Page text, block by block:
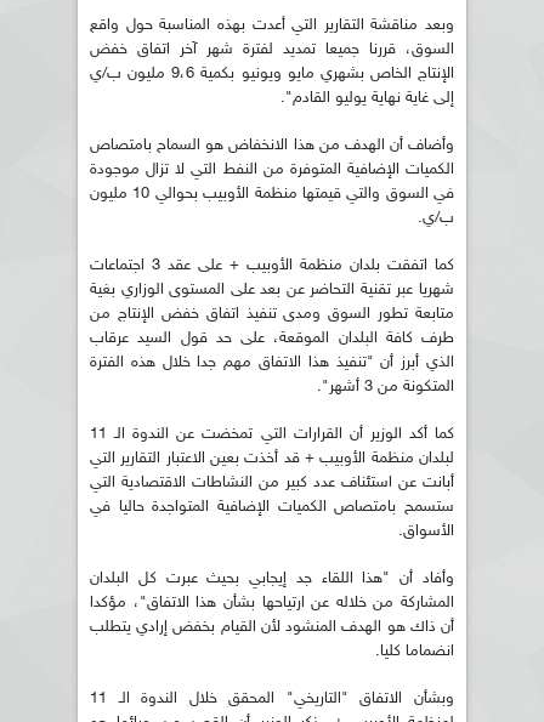
وبعد مناقشة التقارير التي أعدت بهذه المناسبة حول واقع
السوق، قررنا جميعا تمديد لفترة شهر آخر اتفاق خفض
الإنتاج الخاص بشهري مايو ويونيو بكمية 9،6 مليون ب/ي
إلى غاية نهاية يوليو القادم".
وأضاف أن الهدف من هذا الانخفاض هو السماح بامتصاص
الكميات الإضافية المتوفرة من النفط التي لا تزال موجودة
في السوق والتي قيمتها منظمة الأوبيب بحوالي 10 مليون
ب/ي.
كما اتفقت بلدان منظمة الأوبيب + على عقد 3 اجتماعات
شهريا عبر تقنية التحاضر عن بعد على المستوى الوزاري بغية
متابعة تطور السوق ومدى تنفيذ اتفاق خفض الإنتاج من
طرف كافة البلدان الموقعة، على حد قول السيد عرقاب
الذي أبرز أن "تنفيذ هذا الاتفاق مهم جدا خلال هذه الفترة
المتكونة من 3 أشهر".
كما أكد الوزير أن القرارات التي تمخضت عن الندوة الـ 11
لبلدان منظمة الأوبيب + قد أخذت بعين الاعتبار التقارير التي
أبانت عن استئناف عدد كبير من النشاطات الاقتصادية التي
ستسمح بامتصاص الكميات الإضافية المتواجدة حاليا في
الأسواق.
وأفاد أن "هذا اللقاء جد إيجابي بحيث عبرت كل البلدان
المشاركة من خلاله عن ارتياحها بشأن هذا الاتفاق"، مؤكدا
أن ذاك هو الهدف المنشود لأن القيام بخفض إرادي يتطلب
انضماما كليا.
وبشأن الاتفاق "التاريخي" المحقق خلال الندوة الـ 11